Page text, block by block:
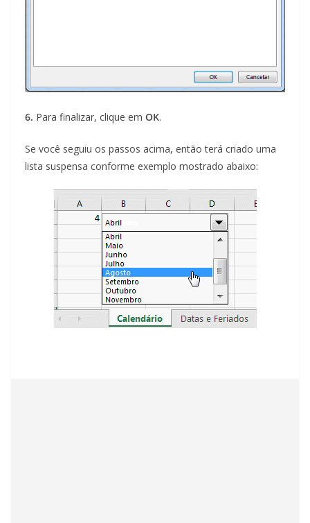
6. Para finalizar, clique em OK.
Se você seguiu os passos acima, então terá criado uma
lista suspensa conforme exemplo mostrado abaixo: